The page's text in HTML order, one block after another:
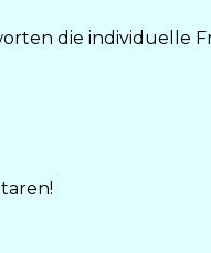
die individuelle